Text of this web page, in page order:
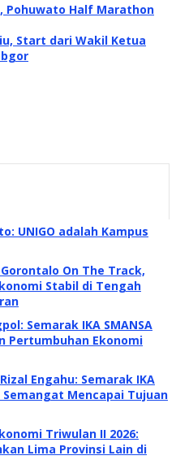
Pohuwato Half Marathon
Start dari Wakil Ketua
UNIGO adalah Kampus
On The Track,
Stabil di Tengah
Semarak IKA SMANSA
Pertumbuhan Ekonomi
Engahu: Semarak IKA
Semangat Mencapai Tujuan
Triwulan II 2026:
Lima Provinsi Lain di